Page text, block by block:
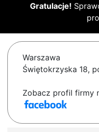
Gratulacje!
Warszawa
Świętokrzyska 18,
Zobacz profil firmy